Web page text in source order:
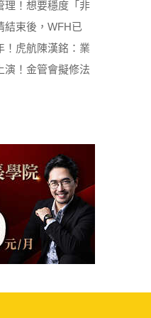
理！想要穩度「非
結束後，WFH已
！虎航陳漢銘：業
演！金管會擬修法